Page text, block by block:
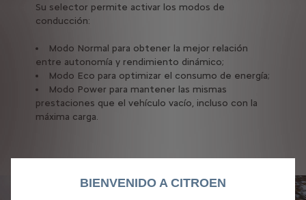
Su selector permite activar los modos de
conducción:
Modo Normal para obtener la mejor relación
entre autonomía y rendimiento dinámico;
Modo Eco para optimizar el consumo de energía;
Modo Power para mantener las mismas
prestaciones que el vehículo vacío, incluso con la
máxima carga.
BIENVENIDO A CITROEN